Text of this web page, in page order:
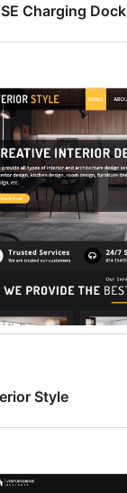
Charging Dock
Style